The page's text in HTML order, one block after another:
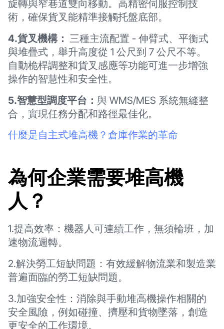
旋轉與窄巷道雙向移動。高精密伺服控制技
術，確保貨叉能精準接觸托盤底部。
4.貨叉機構： 三種主流配置 - 伸臂式、平衡式
與堆疊式，舉升高度從 1 公尺到 7 公尺不等。
自動桅桿調整和貨叉感應等功能可進一步增強
操作的智慧性和安全性。
5.智慧型調度平台： 與 WMS/MES 系統無縫整
合，實現任務分配和路徑最佳化。
什麼是自主式堆高機？倉庫作業的革命
為何企業需要堆高機
人？
1.提高效率：機器人可連續工作，無須輪班，加
速物流週轉。
2.解決勞工短缺問題：有效緩解物流業和製造業
普遍面臨的勞工短缺問題。
3.加強安全性：消除與手動堆高機操作相關的
安全風險，例如碰撞、擠壓和貨物墜落，創造
更安全的工作環境。